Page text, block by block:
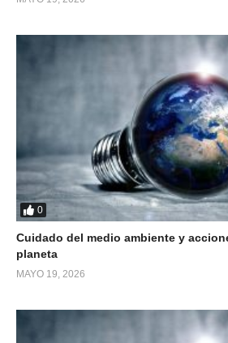
0
Cuidado del medio ambiente y
planeta
MAYO 19, 2026